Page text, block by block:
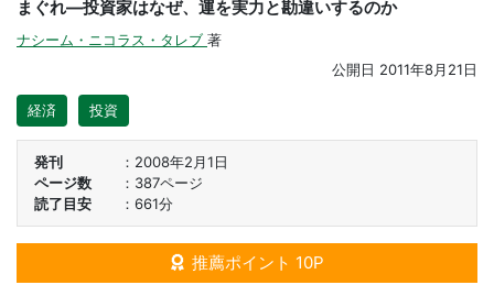
まぐれ―投資家はなぜ、運を実力と勘違いするのか
ナシーム・ニコラス・タレブ 著
公開日 2011年8月21日
経済 投資
発刊
2008年2月1日
ページ数
387ページ
読了目安
661分
推薦ポイント 10P